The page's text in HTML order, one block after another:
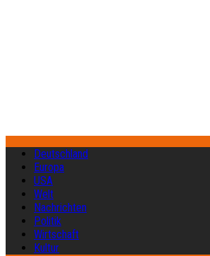
Deutschland
Europa
USA
Welt
Nachrichten
Politik
Wirtschaft
Kultur